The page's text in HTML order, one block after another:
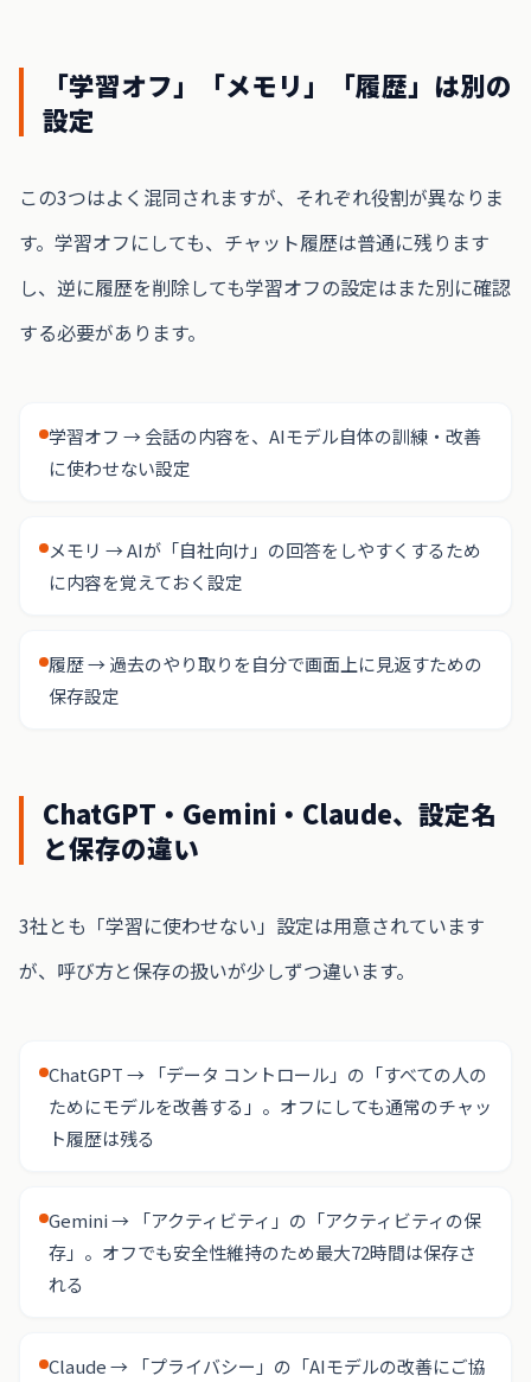
「学習オフ」「メモリ」「履歴」は別の
設定
この3つはよく混同されますが、それぞれ役割が異なりま
す。学習オフにしても、チャット履歴は普通に残ります
し、逆に履歴を削除しても学習オフの設定はまた別に確認
する必要があります。
学習オフ → 会話の内容を、AIモデル自体の訓練・改善
に使わせない設定
メモリ → AIが「自社向け」の回答をしやすくするため
に内容を覚えておく設定
履歴 → 過去のやり取りを自分で画面上に見返すための
保存設定
ChatGPT・Gemini・Claude、設定名
と保存の違い
3社とも「学習に使わせない」設定は用意されています
が、呼び方と保存の扱いが少しずつ違います。
ChatGPT → 「データ コントロール」の「すべての人の
ためにモデルを改善する」。オフにしても通常のチャッ
ト履歴は残る
Gemini → 「アクティビティ」の「アクティビティの保
存」。オフでも安全性維持のため最大72時間は保存さ
れる
Claude → 「プライバシー」の「AIモデルの改善にご協